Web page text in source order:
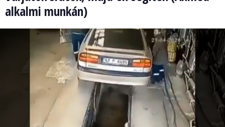
alkalmi munkán)